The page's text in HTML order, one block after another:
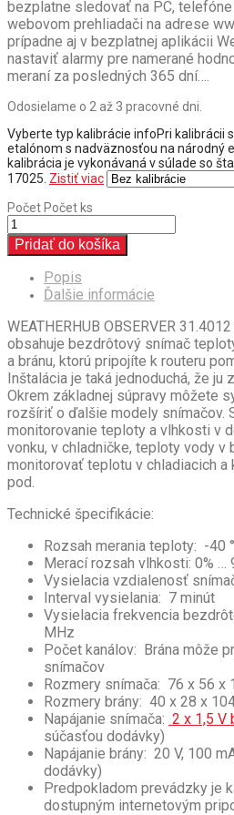
bezplatne sledovať na PC,
webovom prehliadači na adrese
prípadne aj v bezplatnej aplikácii
nastaviť alarmy pre namerané
meraní za posledných 365 dní….
Odosielame o 2 až 3 pracovné dni.
Vyberte typ kalibrácie infoPri kalibrácii
etalónom s nadväznosťou na národný
kalibrácia je vykonávaná v súlade so
17025. Zistiť viac
PočetPočet ks
Pridať do košíka
Popis
Ďalšie informácie
WEATHERHUB OBSERVER
obsahuje bezdrôtový snímač
a bránu, ktorú pripojíte k routeru
Inštalácia je taká jednoduchá, že ju
Okrem základnej súpravy môžete
rozšíriť o ďalšie modely snímačov.
monitorovanie teploty a vlhkosti v
vonku, v chladničke, teploty vody v
monitorovať teplotu v chladiacich a
pod.
Technické špecifikácie:
Rozsah merania teploty: -40
Merací rozsah vlhkosti: 0% …
Vysielacia vzdialenosť
Interval vysielania: 7 minút
Vysielacia frekvencia
MHz
Počet kanálov: Brána môže
snímačov
Rozmery snímača: 76 x 56 x
Rozmery brány: 40 x 28 x
Napájanie snímača: 2 x 1,5 V
súčasťou dodávky)
Napájanie brány: 20 V, 100
dodávky)
Predpokladom prevádzky je
dostupným internetovým